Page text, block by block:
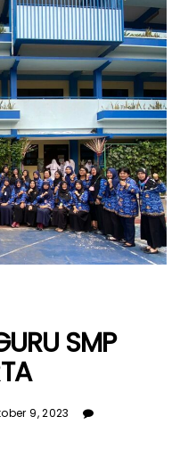
SMP
9, 2023